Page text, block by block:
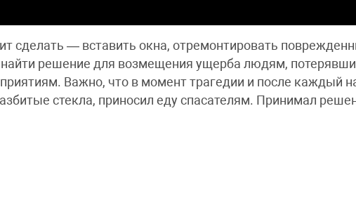
сделать — вставить окна, отремонтировать
решение для возмещения ущерба людям,
Важно, что в момент трагедии и после каждый
стекла, приносил еду спасателям. Принимал